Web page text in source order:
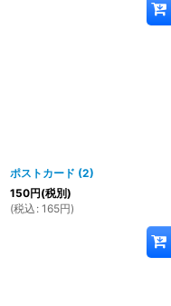
ポストカード (2)
150円(税別)
(税込 : 165円)